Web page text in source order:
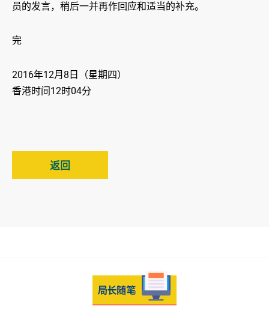
员的发言，稍后一并再作回应和适当的补充。
完
2016年12月8日（星期四）
香港时间12时04分
返回